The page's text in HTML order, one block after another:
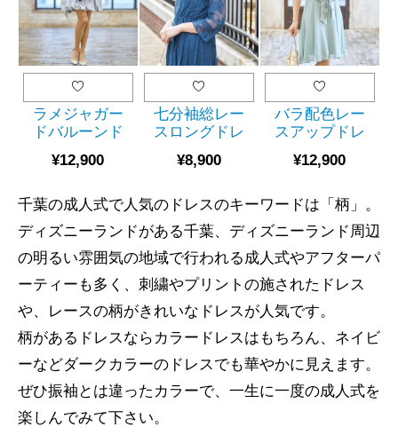
ラメジャガー
ドバルーンド
（SET0822）
¥12,900
七分袖総レー
スロングドレ
¥8,900
バラ配色レー
スアップドレ
（SET0828）
¥12,900
千葉の成人式で人気のドレスのキーワードは「柄」。
ディズニーランドがある千葉、ディズニーランド周辺
の明るい雰囲気の地域で行われる成人式やアフターパ
ーティーも多く、刺繍やプリントの施されたドレス
や、レースの柄がきれいなドレスが人気です。
柄があるドレスならカラードレスはもちろん、ネイビ
ーなどダークカラーのドレスでも華やかに見えます。
ぜひ振袖とは違ったカラーで、一生に一度の成人式を
楽しんでみて下さい。